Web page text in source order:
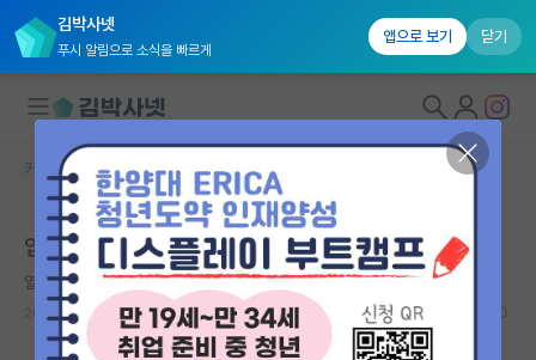
김박사넷
푸시 알림으로 소식을 빠르게
앱으로 보기 닫기
대학원생 모집
국내대학원 정보
연구실&오픈랩
커뮤니티
커뮤니티 홈 자유 게시판(아무개랩)
입학원서 사진 에어팟
열정적인 에이다 러브레이스
2026.06.04 7 2588